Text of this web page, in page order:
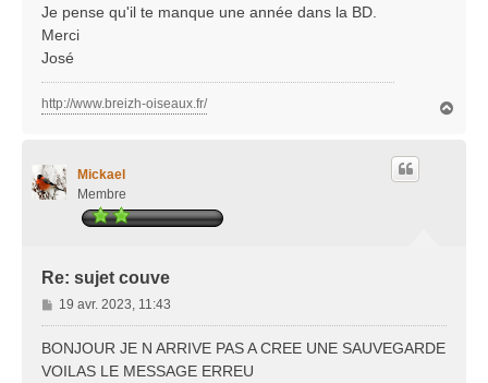
Je pense qu'il te manque une année dans la BD.
Merci
José
http://www.breizh-oiseaux.fr/
Mickael
Membre
Re: sujet couve
M
e
s
s
19 avr. 2023, 11:43
BONJOUR JE N ARRIVE PAS A CREE UNE SAUVEGARDE
VOILAS LE MESSAGE ERREU